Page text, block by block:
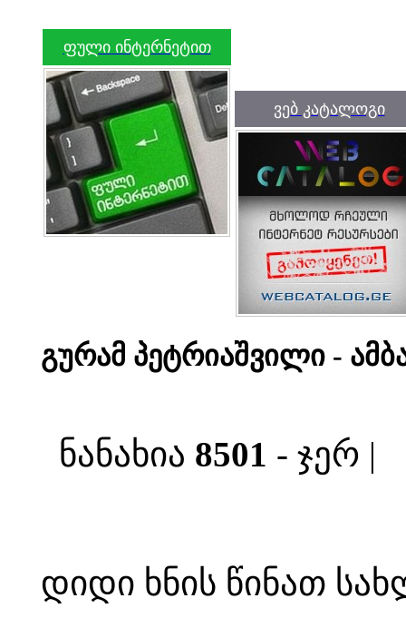
ფული ინტერნეტით
ვებ კატალოგი
გურამ პეტრიაშვილი -
ნანახია 8501 - ჯერ |
დიდი ხნის წინათ